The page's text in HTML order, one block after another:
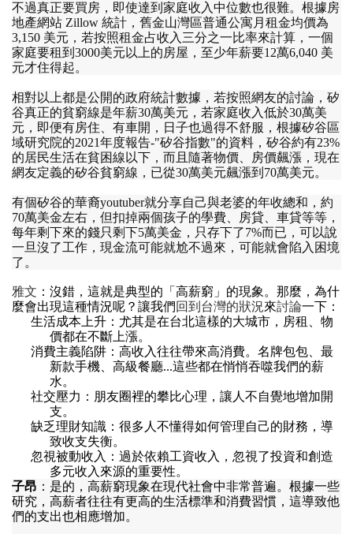
不過真正要買房 ， 即使達到家庭收入中位數也很難。 根據房
地產網站 Zillow 統計 ， 舊金山灣區普通公寓月租金均價為
3,150 美元 ， 若按照租金占收入三分之一比率來計算 ， 一個
家庭要租到 3000美元以上的房屋 ， 至少年薪要12萬6,040 美
元才住得起。
相對以上都是公開的政府統計數據 ， 若按照網友的討論 ， 矽
谷真正的貧窮線是年薪30萬美元 ， 若家庭收入低於30萬美
元 ， 即便有房住 有車開 ， 日子也過得不舒服 ， 根據矽谷區
域研究院的2021年度報告-"矽谷指數"的資料 ， 矽谷約有23%
的居民生活在貧困線以下 ， 而且隨著物價 房價飆漲 ， 現在
網友定義的矽谷貧窮線 ， 已從30萬美元飆漲到 70萬美元。
有個矽谷的華裔youtuber就分享自己與老婆的年收總和 ， 約
70萬美金左右 ， 但扣掉兩個孩子的學費 房貸 車貸等等 ，
每年剩下來的錢只剩下5萬美金 ， 只存下了7%而已 ， 可以說
一旦沒了工作 ， 現金流可能就尬不過來 ， 可能就會陷入困境
了 。
雅文 ： 沒錯 ， 這就是典型的 「 高薪窮 」 的現象。 那麼 ， 為什
麼會出現這種情況呢 ？ 讓我們 回到台灣的狀況來討論一下 ：
生活成本上升 ： 尤其是在台北這樣的大城市 ， 房租 、 物
價都在不斷上漲。
消費主義陷阱 ： 高收入往往帶來高消費。 名牌包包、 最
新款手機、 高級餐廳...這些都在悄悄吞噬我們的薪
水。
社交壓力 ： 朋友圈裡的攀比心理 ， 讓人不自覺地增加開
支。
缺乏理財知識 ： 很多人不懂得如何管理自己的財務 ， 導
致收支失衡。
忽視被動收入 ： 過於依賴工資收入 ， 忽視了投資和創造
多元收入來源的重要性。
子昂 ： 是的 ， 高薪窮現象在現代社會中非常普遍。 根據一些
研究 ， 高薪者往往有更高的生活標準和消費習慣 ， 這導致他
們的支出也相應增加。